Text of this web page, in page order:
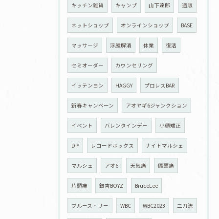
キッチン雑貨 キャンプ 山下達郎 通販
ネットショップ オンラインショップ BASE
マッサージ 浮腫解消 休業 復活
セミオーダー カウンセリング
イッテンヨン HAGGY プロレスBAR
新春キャンペーン アオヤギ6ジャンクション
イベント バレンタインデー 小顔矯正
DIY レコードボックス ナイトマルシェ
マルシェ アオ6 天気痛 偏頭痛
片頭痛 銀杏BOYZ BruceLee
ブルース・リー WBC WBC2023 二刀流